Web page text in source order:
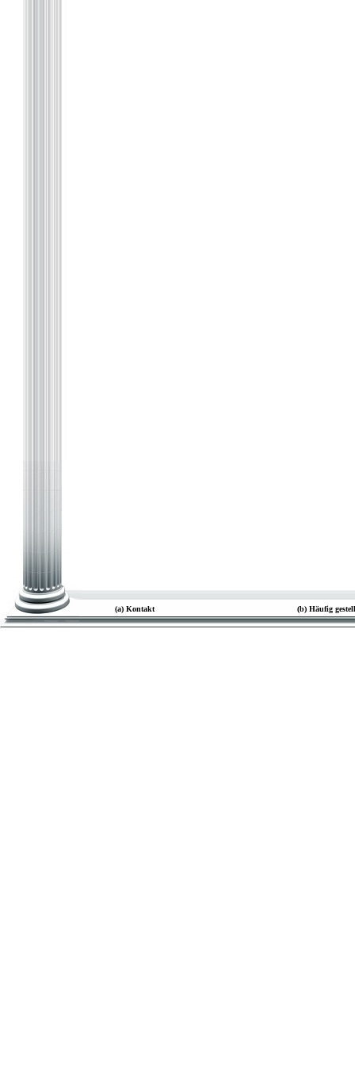
(a) Kontakt (b) Häufig